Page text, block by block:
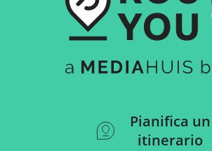
Pianifica un
itinerario